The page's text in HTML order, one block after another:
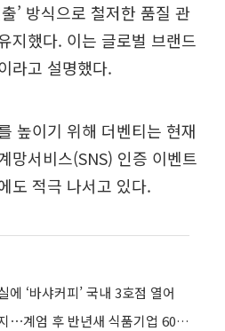
’ 방식으로 철저한 품질 관
지했다. 이는 글로벌 브랜드
라고 설명했다.
높이기 위해 더벤티는 현재
망서비스(SNS) 인증 이벤트
도 적극 나서고 있다.
‘바샤커피’ 국내 3호점 열어
라면에 커피·과자·맥주까지⋯계엄 후 반년새 식품기업 60여곳 ‘가격 인상’